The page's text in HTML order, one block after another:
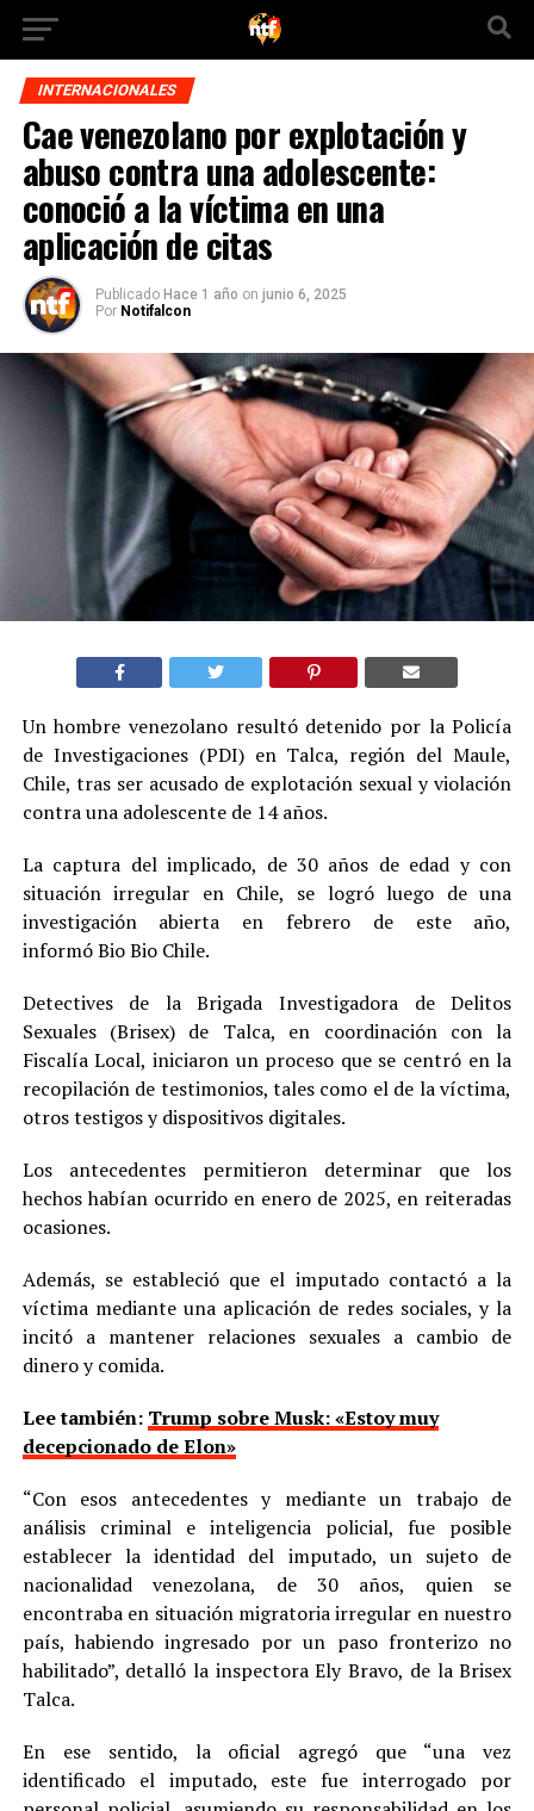
INTERNACIONALES
Cae venezolano por explotación y
abuso contra una adolescente:
conoció a la víctima en una
aplicación de citas
Publicado Hace 1 año on junio 6, 2025
Por Notifalcon
Un hombre venezolano resultó detenido por la Policía
de Investigaciones (PDI) en Talca, región del Maule,
Chile, tras ser acusado de explotación sexual y violación
contra una adolescente de 14 años.
La captura del implicado, de 30 años de edad y con
situación irregular en Chile, se logró luego de una
investigación abierta en febrero de este año,
informó Bio Bio Chile.
Detectives de la Brigada Investigadora de Delitos
Sexuales (Brisex) de Talca, en coordinación con la
Fiscalía Local, iniciaron un proceso que se centró en la
recopilación de testimonios, tales como el de la víctima,
otros testigos y dispositivos digitales.
Los antecedentes permitieron determinar que los
hechos habían ocurrido en enero de 2025, en reiteradas
ocasiones.
Además, se estableció que el imputado contactó a la
víctima mediante una aplicación de redes sociales, y la
incitó a mantener relaciones sexuales a cambio de
dinero y comida.
Lee también: Trump sobre Musk: «Estoy muy
decepcionado de Elon»
“Con esos antecedentes y mediante un trabajo de
análisis criminal e inteligencia policial, fue posible
establecer la identidad del imputado, un sujeto de
nacionalidad venezolana, de 30 años, quien se
encontraba en situación migratoria irregular en nuestro
país, habiendo ingresado por un paso fronterizo no
habilitado”, detalló la inspectora Ely Bravo, de la Brisex
Talca.
En ese sentido, la oficial agregó que “una vez
identificado el imputado, este fue interrogado por